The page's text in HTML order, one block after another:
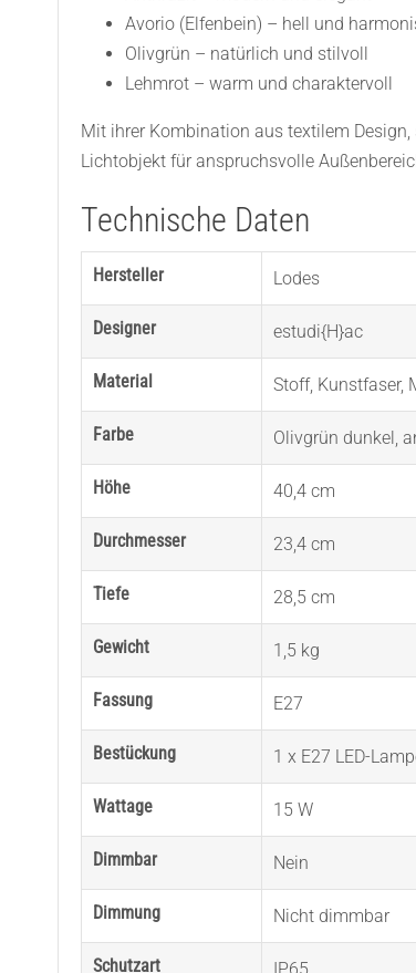
Avorio (Elfenbein) – hell und
Olivgrün – natürlich und stilvoll
Lehmrot – warm und charaktervoll
Mit ihrer Kombination aus textilem
Lichtobjekt für anspruchsvolle
Technische Daten
Hersteller Lodes
Designer estudi{H}ac
Material Stoff, Kunstfaser,
Farbe Olivgrün dunkel ,
Höhe 40,4 cm
Durchmesser 23,4 cm
Tiefe 28,5 cm
Gewicht 1,5 kg
Fassung E27
Bestückung 1 x E27 LED-
Wattage 15 W
Dimmbar Nein
Dimmung Nicht dimmbar
Schutzart